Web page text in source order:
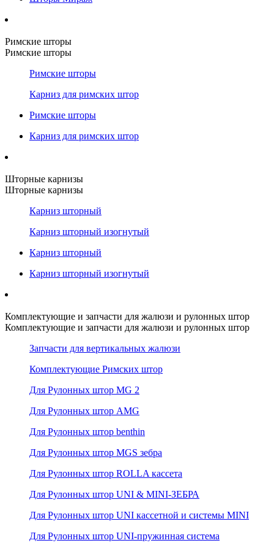
Римские шторы
Римские шторы
Римские шторы
Карниз для римских штор
Римские шторы
Карниз для римских штор
Шторные карнизы
Шторные карнизы
Карниз шторный
Карниз шторный изогнутый
Карниз шторный
Карниз шторный изогнутый
Комплектующие и запчасти для жалюзи и рулонных штор
Комплектующие и запчасти для жалюзи и рулонных штор
Запчасти для вертикальных жалюзи
Комплектующие Римских штор
Для Рулонных штор MG 2
Для Рулонных штор AMG
Для Рулонных штор benthin
Для Рулонных штор MGS зебра
Для Рулонных штор ROLLA кассета
Для Рулонных штор UNI & MINI-ЗЕБРА
Для Рулонных штор UNI кассетной и системы MINI
Для Рулонных штор UNI-пружинная система